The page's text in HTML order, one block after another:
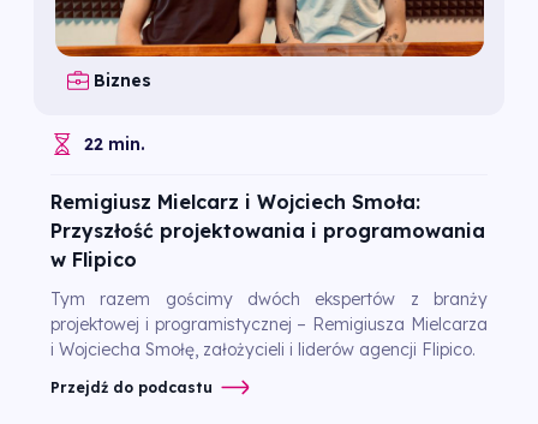
Biznes
22 min.
Remigiusz Mielcarz i Wojciech Smoła:
Przyszłość projektowania i programowania
w Flipico
Tym razem gościmy dwóch ekspertów z branży
projektowej i programistycznej – Remigiusza Mielcarza
i Wojciecha Smołę, założycieli i liderów agencji Flipico.
Przejdź do podcastu